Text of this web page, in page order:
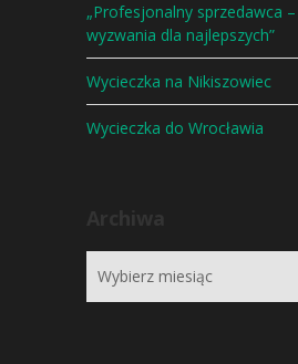
„Profesjonalny sprzedawca –
wyzwania dla najlepszych”
Wycieczka na Nikiszowiec
Wycieczka do Wrocławia